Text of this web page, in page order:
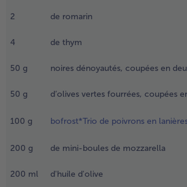
2 de romarin
4 de thym
50 g noires dénoyautés, coupées en
50 g d’olives vertes fourrées, coupées
100 g bofrost*Trio de poivrons en
200 g de mini-boules de mozzarella
200 ml d'huile d'olive
d’ail
le
et
de
thym et